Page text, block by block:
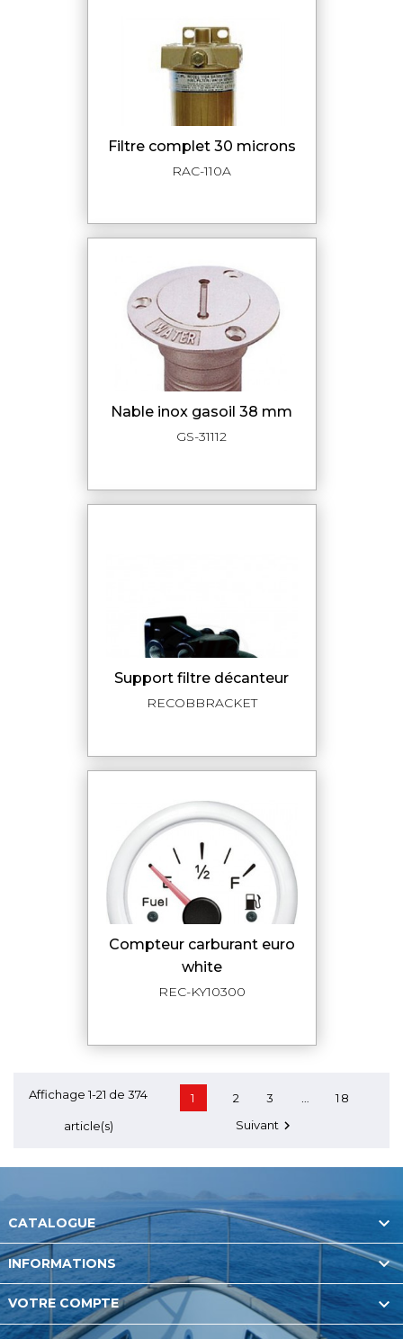
filtre complet 30 microns
RAC-110A
nable inox gasoil 38 mm
GS-31112
Support filtre décanteur
RECOBBRACKET
compteur carburant euro
white
REC-KY10300
Affichage 1-21 de 374
article(s)
1 2 3 …
18
Suivant
CATALOGUE 
INFORMATIONS 
VOTRE COMPTE 